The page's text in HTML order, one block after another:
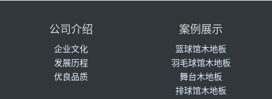
公司介绍
企业文化
发展历程
优良品质
案例展示
篮球馆木地板
羽毛球馆木地板
舞台木地板
排球馆木地板